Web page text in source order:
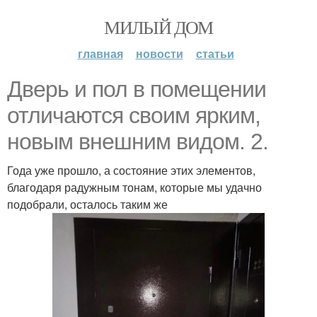
МИЛЫЙ ДОМ
главная новости статьи
Дверь и пол в помещении
отличаются своим ярким,
новым внешним видом. 2.
Года уже прошло, а состояние этих элементов,
благодаря радужным тонам, которые мы удачно
подобрали, осталось таким же